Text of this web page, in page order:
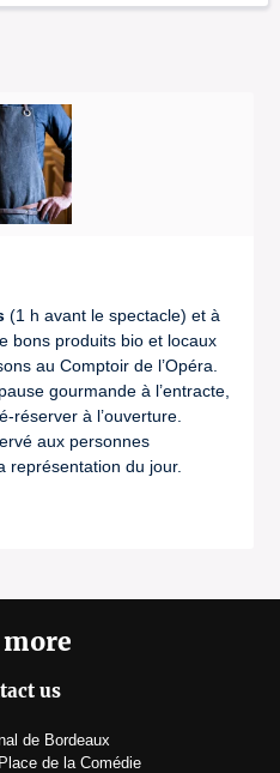
(1 h avant le spectacle) et à
bons produits bio et locaux
au Comptoir de l’Opéra.
gourmande à l’entracte,
réserver à l’ouverture.
aux personnes
représentation du jour.
more
us
de Bordeaux
de la Comédie